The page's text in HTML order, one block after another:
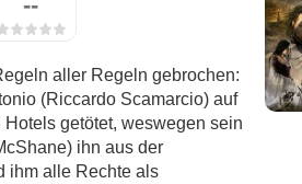
aller Regeln gebrochen:
(Riccardo Scamarcio) auf
getötet, weswegen sein
ihn aus der
ihm alle Rechte als